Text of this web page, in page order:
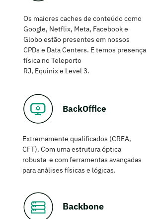
Os maiores caches de conteúdo como
Google, Netflix, Meta, Facebook e
Globo estão presentes em nossos
CPDs e Data Centers. E temos presença
física no Teleporto
RJ, Equinix e Level 3.
BackOffice
Extremamente qualificados (CREA,
CFT). Com uma estrutura óptica
robusta e com ferramentas avançadas
para análises físicas e lógicas.
Backbone